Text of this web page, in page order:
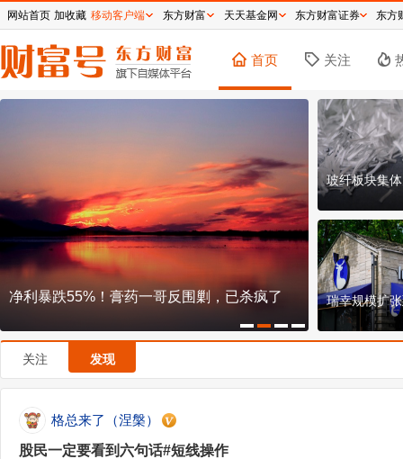
首页 关注
已杀疯了
说好十年不卖，段永平减持泡泡玛特言行不
玻纤板块集
瑞幸规模扩
关注 发现
格总来了（涅槃）
股民一定要看到六句话#短线操作
网站首页 加收藏 移动客户端 东方财富 天天基金网 东方财富证券 东方